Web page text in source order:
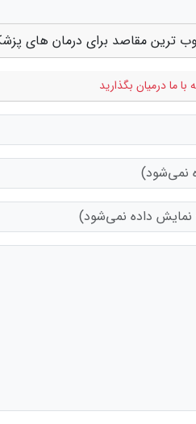
ترین مقاصد برای درمان های
با ما درمیان بگذارید